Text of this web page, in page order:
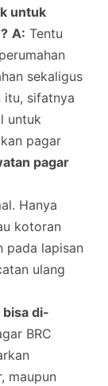
untuk
A: Tentu
sekaligus
itu, sifatnya
untuk
pagar
pagar
Hanya
kotoran
pada lapisan
ulang
bisa di-
BRC
maupun